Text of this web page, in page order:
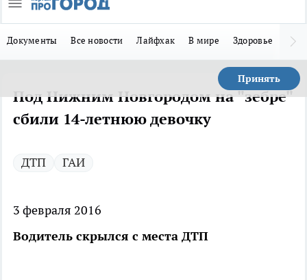
Документы Все новости Лайфхак В мире Здоровье
Принять
Под Нижним Новгородом на "зебре"
сбили 14-летнюю девочку
ДТП ГАИ
3 февраля 2016
Водитель скрылся с места ДТП